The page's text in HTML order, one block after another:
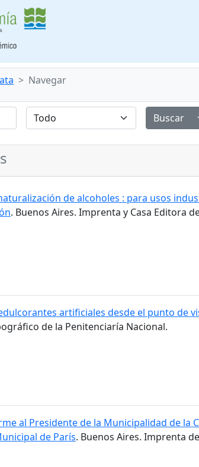
Navegar
de alcoholes : para usos
. Buenos Aires. Imprenta y Casa Editora
artificiales desde el punto de
de la Penitenciaría Nacional.
al Presidente de la Municipalidad de la
de París. Buenos Aires. Imprenta